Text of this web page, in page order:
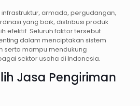
armada, pergudangan,
yang baik, distribusi produk
efektif. Seluruh faktor tersebut
dalam menciptakan sistem
serta mampu mendukung
sektor usaha di Indonesia.
Jasa Pengiriman